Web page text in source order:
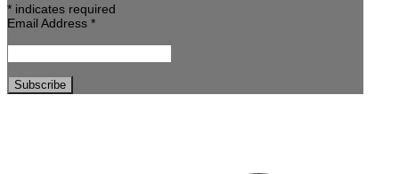
* indicates required
Email Address *